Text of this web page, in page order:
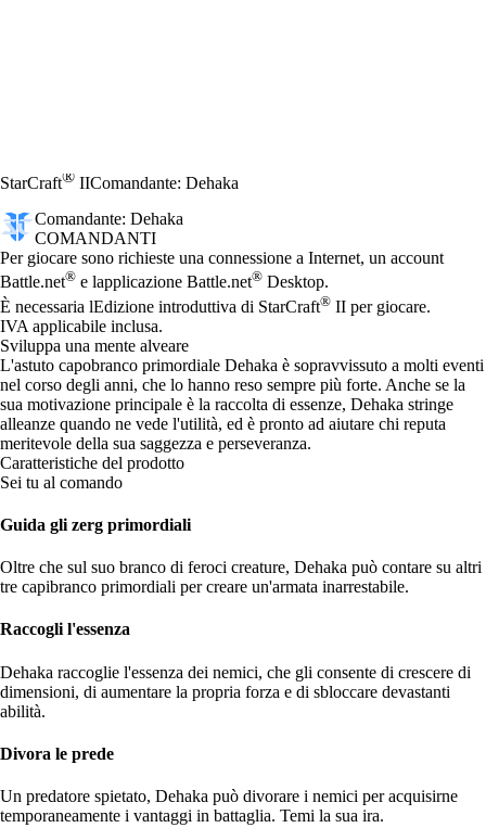
StarCraft® IIComandante: Dehaka
Comandante: Dehaka
COMANDANTI
Prezzo
Available actions
Per giocare sono richieste una connessione a Internet, un account
Battle.net® e lapplicazione Battle.net® Desktop.
È necessaria lEdizione introduttiva di StarCraft® II per giocare.
IVA applicabile inclusa.
Sviluppa una mente alveare
L'astuto capobranco primordiale Dehaka è sopravvissuto a molti eventi
nel corso degli anni, che lo hanno reso sempre più forte. Anche se la
sua motivazione principale è la raccolta di essenze, Dehaka stringe
alleanze quando ne vede l'utilità, ed è pronto ad aiutare chi reputa
meritevole della sua saggezza e perseveranza.
Caratteristiche del prodotto
Sei tu al comando
Guida gli zerg primordiali
Oltre che sul suo branco di feroci creature, Dehaka può contare su altri
tre capibranco primordiali per creare un'armata inarrestabile.
Raccogli l'essenza
Dehaka raccoglie l'essenza dei nemici, che gli consente di crescere di
dimensioni, di aumentare la propria forza e di sbloccare devastanti
abilità.
Divora le prede
Un predatore spietato, Dehaka può divorare i nemici per acquisirne
temporaneamente i vantaggi in battaglia. Temi la sua ira.